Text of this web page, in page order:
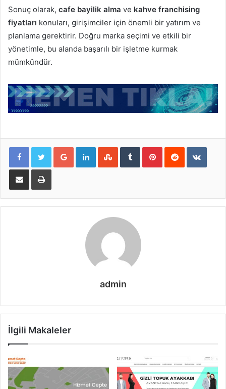
Sonuç olarak, cafe bayilik alma ve kahve franchising
fiyatları konuları, girişimciler için önemli bir yatırım ve
planlama gerektirir. Doğru marka seçimi ve etkili bir
yönetimle, bu alanda başarılı bir işletme kurmak
mümkündür.
Google+LinkedInStumbleUpon
TumblrPinterestReddit
E-Posta ile paylaş Yazdır
admin
İlgili Makaleler